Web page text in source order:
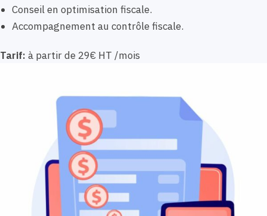
Conseil en optimisation fiscale.
Accompagnement au contrôle fiscale.
Tarif: à partir de 29€ HT /mois